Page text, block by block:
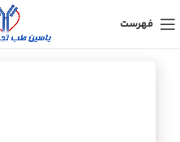
فهرست